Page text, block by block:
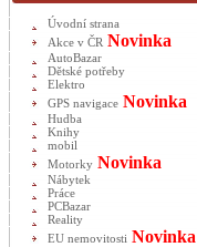
Úvodní strana
Akce v ČR Novinka
AutoBazar
Dětské potřeby
Elektro
GPS navigace Novinka
Hudba
Knihy
mobil
Motorky Novinka
Nábytek
Práce
PCBazar
Reality
EU nemovitosti Novinka